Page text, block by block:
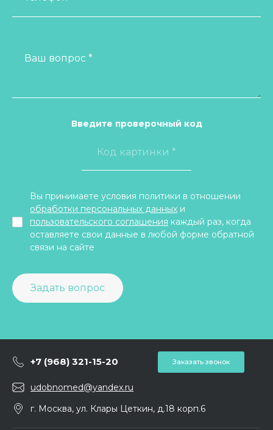
Ваш вопрос *
Введите проверочный код
Задать вопрос
Вы принимаете условия политики в отношении
обработки персональных данных и
пользовательского соглашения каждый раз, когда
оставляете свои данные в любой форме обратной
связи на сайте
+7 (968) 321-15-20 Заказать звонок
udobnomed@yandex.ru
г. Москва, ул. Клары Цеткин, д.18 корп.6